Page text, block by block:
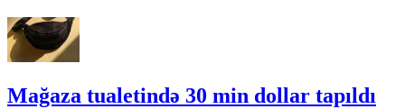
Mağaza tualetində 30 min dollar tapıldı